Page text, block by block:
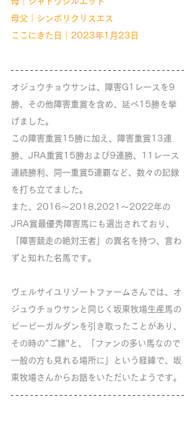
母父｜シンボリクリスエス
ここにきた日｜2023年1月23日
オジュウチョウサンは、障害G1レースを9
勝、その他障害重賞を含め、延べ15勝を挙
げました。
この障害重賞15勝に加え、障害重賞13連
勝、JRA重賞15勝および9連勝、11レース
連続勝利、同一重賞5連覇など、数々の記録
を打ち立てました。
また、2016〜2018,2021〜2022年の
JRA賞最優秀障害馬にも選出されており、
「障害競走の絶対王者」の異名を持つ、言わ
ずと知れた名馬です。
ヴェルサイユリゾートファームさんでは、オ
ジュウチョウサンと同じく坂東牧場生産馬の
ビービーガルダンを引き取ったことがあり、
その時の"ご縁"と、「ファンの多い馬なので
一般の方も見れる場所に」という経緯で、坂
東牧場さんからお話をいただいたようです。